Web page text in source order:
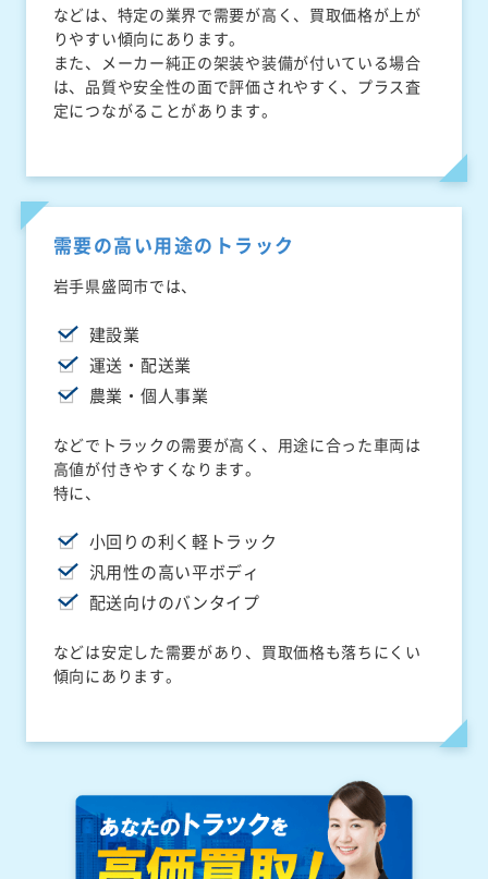
などは、特定の業界で需要が高く、買取価格が上が
りやすい傾向にあります。
また、メーカー純正の架装や装備が付いている場合
は、品質や安全性の面で評価されやすく、プラス査
定につながることがあります。
需要の高い用途のトラック
岩手県盛岡市では、
建設業
運送・配送業
農業・個人事業
などでトラックの需要が高く、用途に合った車両は
高値が付きやすくなります。
特に、
小回りの利く軽トラック
汎用性の高い平ボディ
配送向けのバンタイプ
などは安定した需要があり、買取価格も落ちにくい
傾向にあります。